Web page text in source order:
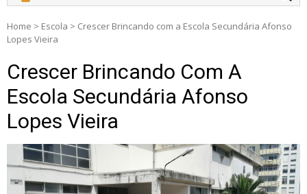
Home > Escola > Crescer Brincando com a Escola Secundária Afonso
Lopes Vieira
Crescer Brincando Com A
Escola Secundária Afonso
Lopes Vieira